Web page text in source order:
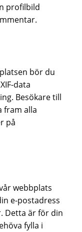
profilbild
bör du
data
Besökare till
fram alla
på
webbplats
e-postadress
Detta är för din
fylla i